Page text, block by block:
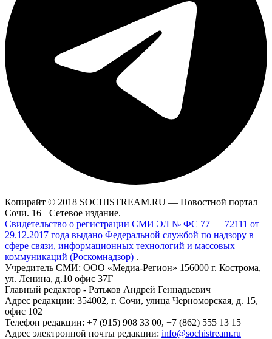
Копирайт © 2018 SOCHISTREAM.RU — Новостной портал
Сочи. 16+ Сетевое издание.
Свидетельство о регистрации СМИ ЭЛ № ФС 77 — 72111 от
29.12.2017 года выдано Федеральной службой по надзору в
сфере связи, информационных технологий и массовых
коммуникаций (Роскомнадзор) .
Учредитель СМИ: ООО «Медиа-Регион» 156000 г. Кострома,
ул. Ленина, д.10 офис 37Г
Главный редактор - Ратьков Андрей Геннадьевич
Адрес редакции: 354002, г. Сочи, улица Черноморская, д. 15,
офис 102
Телефон редакции: +7 (915) 908 33 00, +7 (862) 555 13 15
Адрес электронной почты редакции: info@sochistream.ru